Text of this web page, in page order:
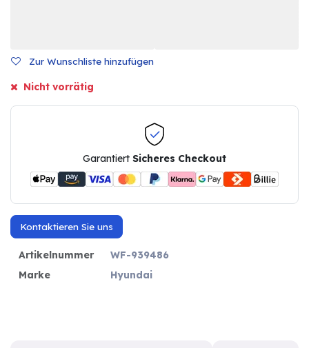
Zur Wunschliste hinzufügen
Nicht vorrätig
Garantiert Sicheres Checkout
Kontaktieren Sie uns
Artikelnummer
WF-939486
Marke
Hyundai